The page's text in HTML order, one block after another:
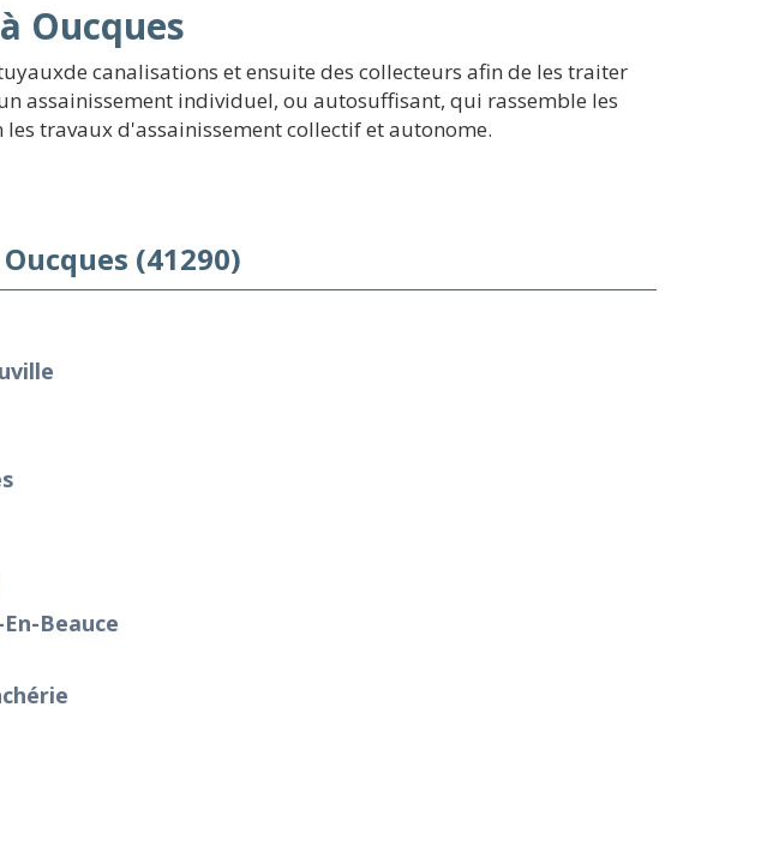
Oucques
canalisations et ensuite des collecteurs afin de les traiter
assainissement individuel, ou autosuffisant, qui rassemble les
travaux d'assainissement collectif et autonome.
(41290)
Beauce